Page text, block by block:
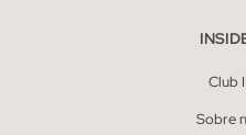
Club
Sobre